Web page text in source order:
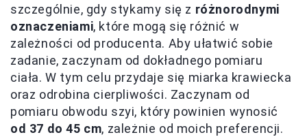
szczególnie, gdy stykamy się z różnorodnymi
oznaczeniami, które mogą się różnić w
zależności od producenta. Aby ułatwić sobie
zadanie, zaczynam od dokładnego pomiaru
ciała. W tym celu przydaje się miarka krawiecka
oraz odrobina cierpliwości. Zaczynam od
pomiaru obwodu szyi, który powinien wynosić
od 37 do 45 cm, zależnie od moich preferencji.